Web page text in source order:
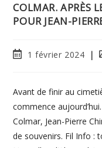
COLMAR. APRÈS
POUR JEAN-
1 février 2024
Avant de finir au
commence
Colmar, Jean-Pierre
de souvenirs. Fil Info :